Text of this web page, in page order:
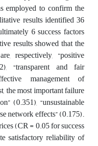
employed to confirm the
results identified 36
6 success factors
results showed that the
respectively, “positive
“transparent and fair
management of
the most important failure
(0.351), “unsustainable
network effects” (0.175).
(CR = 0.05 for success
satisfactory reliability of